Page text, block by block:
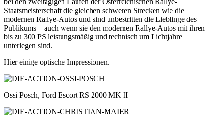
Staatsmeisterschaft die gleichen schweren Strecken wie die
modernen Rallye-Autos und sind unbestritten die Lieblinge des
Publikums – auch wenn sie den modernen Rallye-Autos mit ihren
bis zu 300 PS leistungsmäßig und technisch um Lichtjahre
unterlegen sind.
Hier einige optische Impressionen.
Ossi Posch, Ford Escort RS 2000 MK II